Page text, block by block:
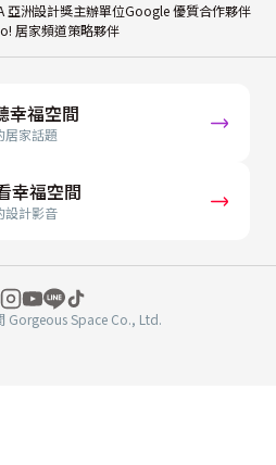
亞洲設計獎主辦單位Google 優質合作夥伴
居家頻道策略夥伴
幸福空間
家話題
幸福空間
計影音
Gorgeous Space Co., Ltd.